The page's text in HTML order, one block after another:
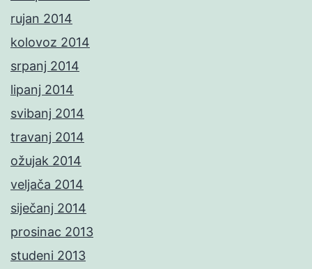
rujan 2014
kolovoz 2014
srpanj 2014
lipanj 2014
svibanj 2014
travanj 2014
ožujak 2014
veljača 2014
siječanj 2014
prosinac 2013
studeni 2013